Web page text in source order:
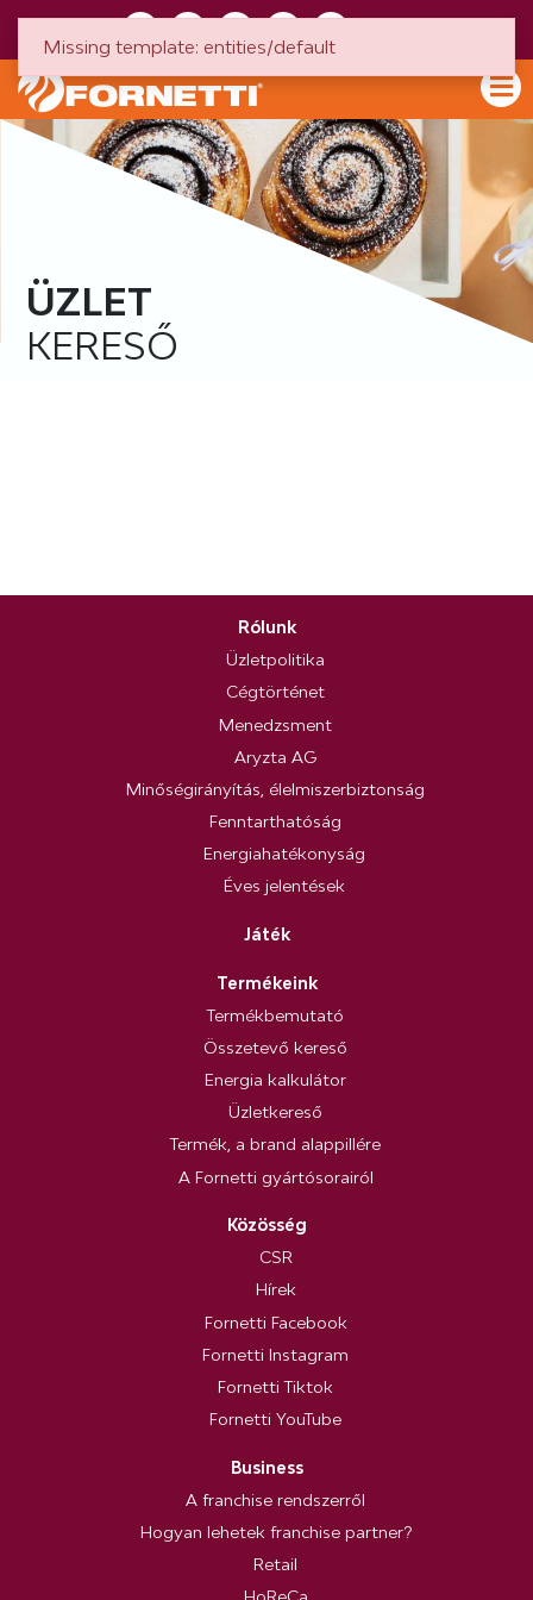
ÜZLET
KERESŐ
Rólunk
Üzletpolitika
Cégtörténet
Menedzsment
Aryzta AG
Minőségirányítás, élelmiszerbiztonság
Fenntarthatóság
Energiahatékonyság
Éves jelentések
Játék
Termékeink
Termékbemutató
Összetevő kereső
Energia kalkulátor
Üzletkereső
Termék, a brand alappillére
A Fornetti gyártósorairól
Közösség
CSR
Hírek
Fornetti Facebook
Fornetti Instagram
Fornetti Tiktok
Fornetti YouTube
Business
A franchise rendszerről
Hogyan lehetek franchise partner?
Retail
Missing template: entities/default